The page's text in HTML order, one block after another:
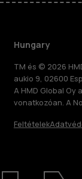
Rólunk
Hungary
TM és © 2026
aukio 9, 02600
A HMD Global Oy
vonatkozóan. A
Feltételek